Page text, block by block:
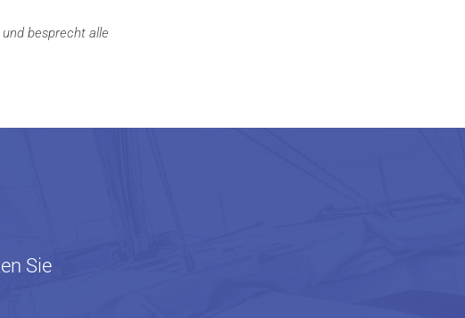
besprecht alle
Sie